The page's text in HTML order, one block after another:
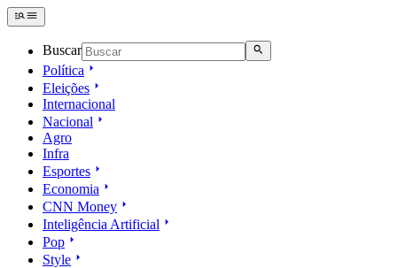
Buscar
Política
Eleições
Internacional
Nacional
Agro
Infra
Esportes
Economia
CNN Money
Inteligência Artificial
Pop
Style